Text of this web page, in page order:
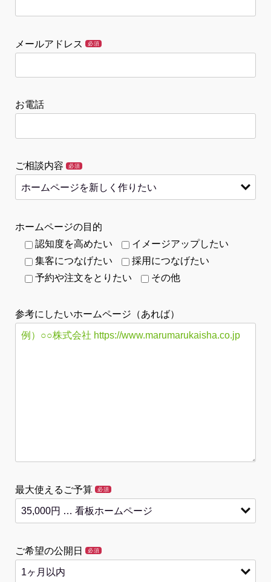
メールアドレス 必須
お電話
ご相談内容 必須
ホームページの目的
認知度を高めたい
イメージアップしたい
集客につなげたい
採用につなげたい
予約や注文をとりたい
その他
参考にしたいホームページ（あれば）
最大使えるご予算 必須
ご希望の公開日 必須